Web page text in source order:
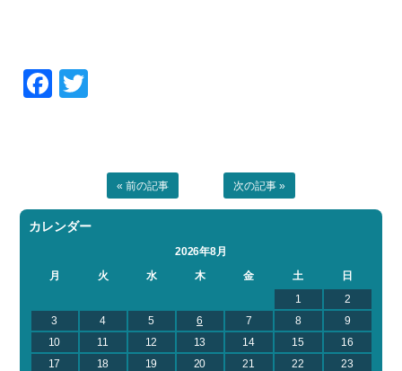
Facebook
« 前の記事 次の記事 »
カレンダー
2026年8月
月
火 水 木 金 土
日
1
2
3
4 5 6 7 8
9
10
11 12 13 14 15
16
17
18 19 20 21 22
23